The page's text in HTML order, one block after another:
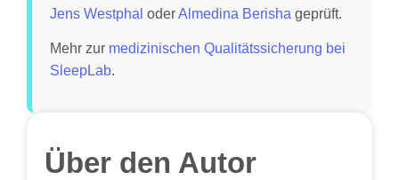
Jens Westphal oderAlmedina Berisha geprüft.
Mehr zur medizinischen Qualitätssicherung bei
SleepLab.
Über den Autor